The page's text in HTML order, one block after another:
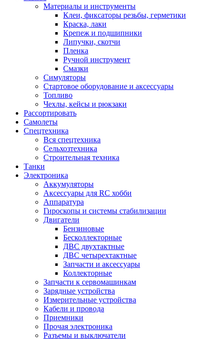
Материалы и инструменты
Клеи, фиксаторы резьбы, герметики
Краска, лаки
Крепеж и подшипники
Липучки, скотчи
Пленка
Ручной инструмент
Смазки
Симуляторы
Стартовое оборудование и аксессуары
Топливо
Чехлы, кейсы и рюкзаки
Рассортировать
Самолеты
Спецтехника
Вся спецтехника
Сельхозтехника
Строительная техника
Танки
Электроника
Аккумуляторы
Аксессуары для RC хобби
Аппаратура
Гироскопы и системы стабилизации
Двигатели
Бензиновые
Бесколлекторные
ДВС двухтактные
ДВС четырехтактные
Запчасти и аксессуары
Коллекторные
Запчасти к сервомашинкам
Зарядные устройства
Измерительные устройства
Кабели и провода
Приемники
Прочая электроника
Разъемы и выключатели